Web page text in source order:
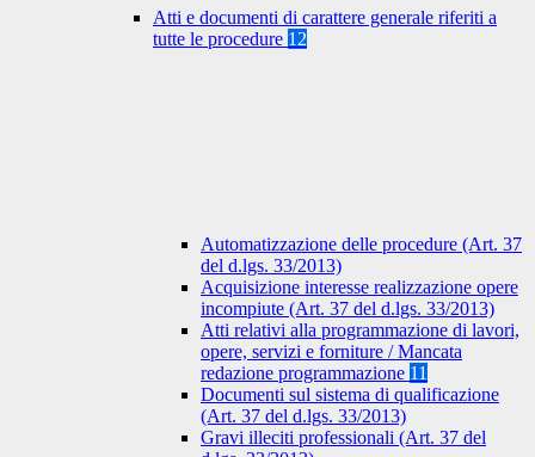
Atti e documenti di carattere generale riferiti a
tutte le procedure 12
Automatizzazione delle procedure (Art. 37
del d.lgs. 33/2013)
Acquisizione interesse realizzazione opere
incompiute (Art. 37 del d.lgs. 33/2013)
Atti relativi alla programmazione di lavori,
opere, servizi e forniture / Mancata
redazione programmazione 11
Documenti sul sistema di qualificazione
(Art. 37 del d.lgs. 33/2013)
Gravi illeciti professionali (Art. 37 del